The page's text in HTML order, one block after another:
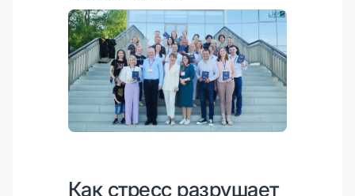
Как стресс разрушает